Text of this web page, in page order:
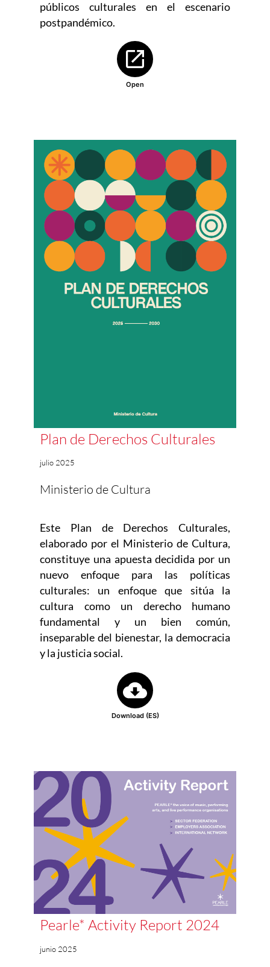
públicos culturales en el escenario
postpandémico.
Open
Abre en nueva ventana
Plan de Derechos Culturales
julio 2025
Ministerio de Cultura
Este Plan de Derechos Culturales,
elaborado por el Ministerio de Cultura,
constituye una apuesta decidida por un
nuevo enfoque para las políticas
culturales: un enfoque que sitúa la
cultura como un derecho humano
fundamental y un bien común,
inseparable del bienestar, la democracia
y la justicia social.
Download (ES)
Pearle* Activity Report 2024
junio 2025